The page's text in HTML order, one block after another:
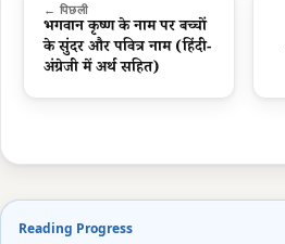
← पिछली
भगवान कृष्ण के नाम पर बच्चों
के सुंदर और पवित्र नाम (हिंदी-
अंग्रेजी में अर्थ सहित)
Reading Progress